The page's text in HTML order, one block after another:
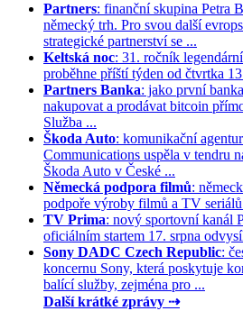
Partners: finanční skupina Petra
německý trh. Pro svou další
strategické partnerství se ...
Keltská noc: 31. ročník
proběhne příští týden od čtvrtka
Partners Banka: jako první
nakupovat a prodávat bitcoin
Služba ...
Škoda Auto: komunikační
Communications uspěla v tendru
Škoda Auto v České ...
Německá podpora filmů:
podpoře výroby filmů a TV
TV Prima: nový sportovní kanál
oficiálním startem 17. srpna
Sony DADC Czech Republic:
koncernu Sony, která poskytuje
balící služby, zejména pro ...
Další krátké zprávy ⇢